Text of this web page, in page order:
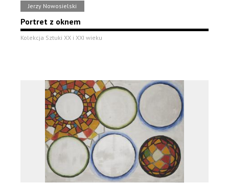
Jerzy Nowosielski
Portret z oknem
Kolekcja Sztuki XX i XXI wieku